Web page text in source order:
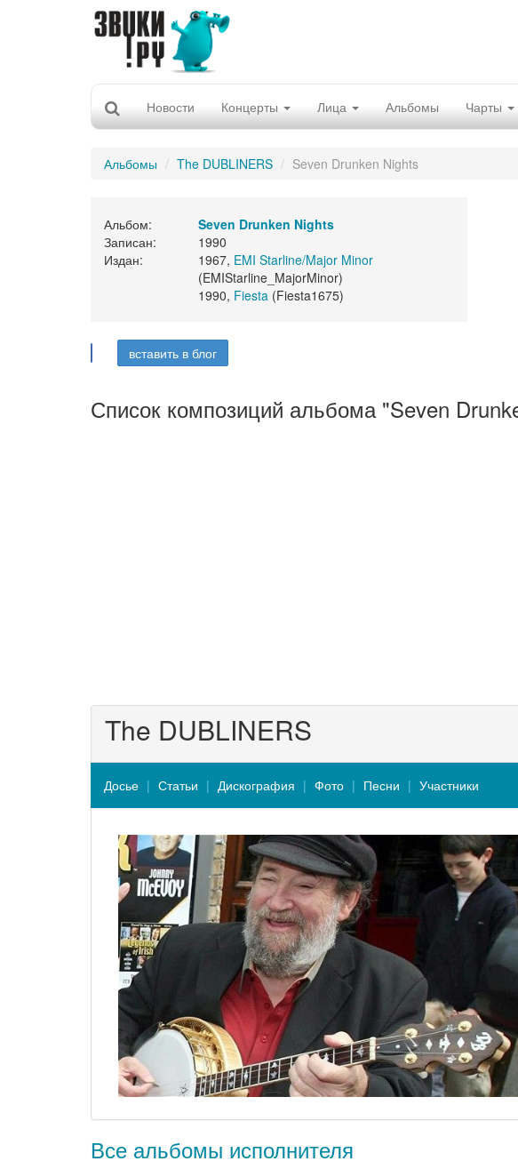
Новости Концерты Лица Альбомы Чарты
Альбомы The DUBLINERS Seven Drunken Nights
Альбом:
Seven Drunken Nights
Записан:
1990
Издан:
1967, EMI Starline/Major Minor
(EMIStarline_MajorMinor)
1990, Fiesta(Fiesta1675)
вставить в блог
Список композиций альбома "Seven
The DUBLINERS
Досье Статьи Дискография Фото Песни Участники
Все альбомы исполнителя